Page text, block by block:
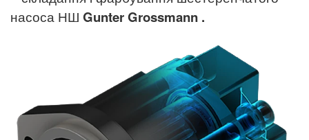
насоса НШ Gunter Grossmann .